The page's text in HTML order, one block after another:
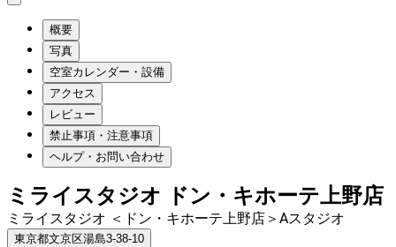
概要
写真
空室カレンダー・設備
アクセス
レビュー
禁止事項・注意事項
ヘルプ・お問い合わせ
ミライスタジオ ドン・キホーテ上野店
ミライスタジオ ＜ドン・キホーテ上野店＞Aスタジオ
東京都文京区湯島3-38-10